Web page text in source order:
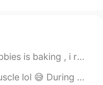
ましたよね。 頑張
delicious cakes to share with my ...
focusing on fitness. What did you fo...